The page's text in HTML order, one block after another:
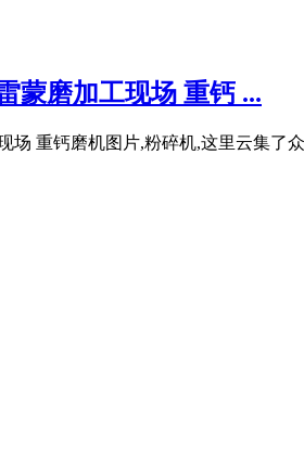
蒙磨加工现场 重钙 ...
场 重钙磨机图片,粉碎机,这里云集